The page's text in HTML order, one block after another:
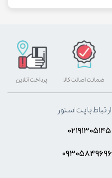
پرداخت آنلاین ضمانت اصالت کالا
ارتباط با پت استور
۰۲۱۹۱۳۰۵۱۴۵
۰۹۳۰۵8۴9696